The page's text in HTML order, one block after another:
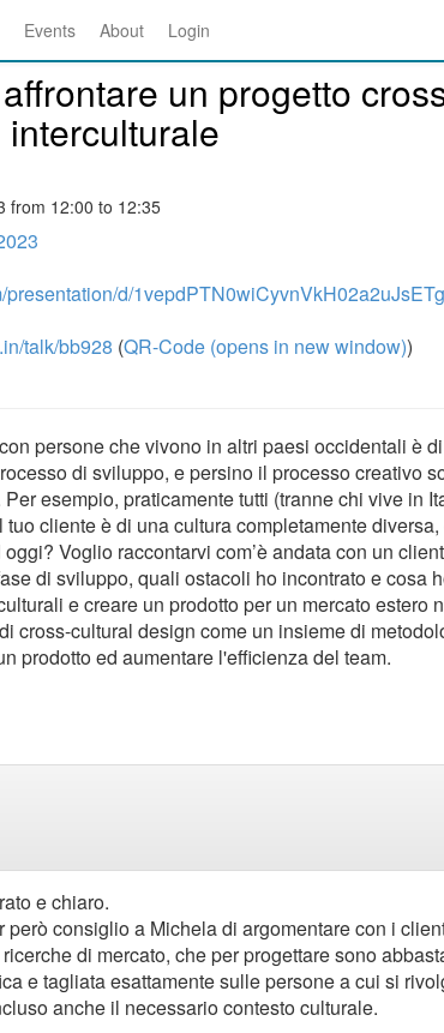
Events About Login
un progetto
from 12:00 to 12:35
presentation/d/
talk/bb928 (QR-Code (opens in new window))
persone che vivono in altri paesi occidentali è
di sviluppo, e persino il processo creativo
Per esempio, praticamente tutti (tranne chi vive in
cliente è di una cultura completamente
Voglio raccontarvi com’è andata con un
di sviluppo, quali ostacoli ho incontrato e cosa
e creare un prodotto per un mercato estero
cross-cultural design come un insieme di
prodotto ed aumentare l'efficienza del team.
e chiaro.
però consiglio a Michela di argomentare con i
di mercato, che per progettare sono
e tagliata esattamente sulle persone a cui si
anche il necessario contesto culturale.